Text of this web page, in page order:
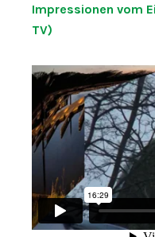
Impressionen vom
TV)